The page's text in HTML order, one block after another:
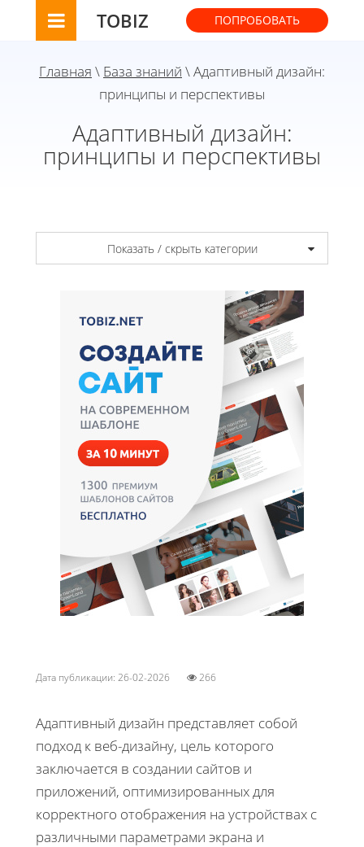
TOBIZ ПОПРОБОВАТЬ
Главная \ База знаний \ Адаптивный дизайн:
принципы и перспективы
Адаптивный дизайн:
принципы и перспективы
Показать / скрыть категории
Дата публикации: 26-02-2026 266
Адаптивный дизайн представляет собой
подход к веб-дизайну, цель которого
заключается в создании сайтов и
приложений, оптимизированных для
корректного отображения на устройствах с
различными параметрами экрана и